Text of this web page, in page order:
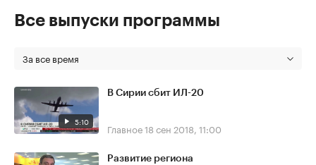
Все выпуски программы
За все время
5:10
В Сирии сбит ИЛ-20
Главное18 сен 2018, 11:00
Развитие региона